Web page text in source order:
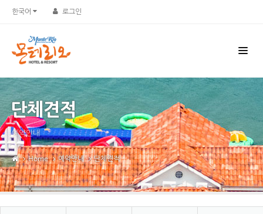
한국어 로그인
단체견적
예약안내
Home 예약안내 단체견적
Sketchbook5, 스케치북5